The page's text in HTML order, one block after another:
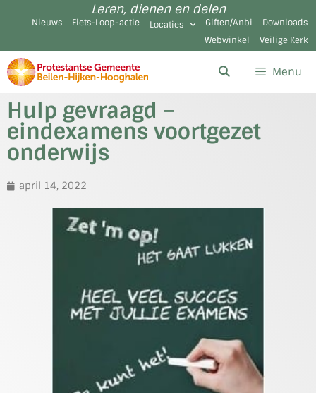
Leren, dienen en delen
Nieuws Fiets-Loop-actie Locaties Giften/Anbi
Downloads
Webwinkel
Veilige Kerk
Menu
Hulp gevraagd –
eindexamens voortgezet
onderwijs
april 14, 2022